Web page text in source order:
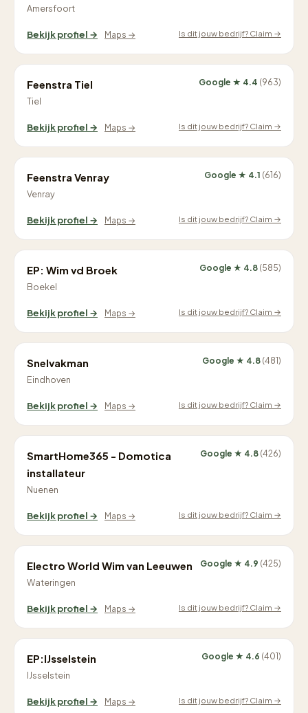
Amersfoort
Bekijk profiel → Maps → Is dit jouw bedrijf? Claim →
Feenstra Tiel
Tiel
Google ★ 4.4 (963)
Bekijk profiel → Maps → Is dit jouw bedrijf? Claim →
Feenstra Venray
Venray
Google ★ 4.1 (616)
Bekijk profiel → Maps → Is dit jouw bedrijf? Claim →
EP: Wim vd Broek
Boekel
Google ★ 4.8 (585)
Bekijk profiel → Maps → Is dit jouw bedrijf? Claim →
Snelvakman
Eindhoven
Google ★ 4.8 (481)
Bekijk profiel → Maps → Is dit jouw bedrijf? Claim →
SmartHome365 - Domotica
installateur
Nuenen
Google ★ 4.8 (426)
Bekijk profiel → Maps → Is dit jouw bedrijf? Claim →
Electro World Wim van Leeuwen
Wateringen
Google ★ 4.9 (425)
Bekijk profiel → Maps → Is dit jouw bedrijf? Claim →
EP:IJsselstein
IJsselstein
Google ★ 4.6 (401)
Bekijk profiel → Maps → Is dit jouw bedrijf? Claim →